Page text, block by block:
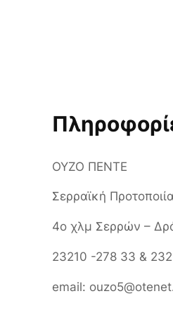
ΟΥΖΟ ΠΕΝΤΕ
Σερραϊκή
4ο χλμ Σερρών –
23210 -278 33 &
email: